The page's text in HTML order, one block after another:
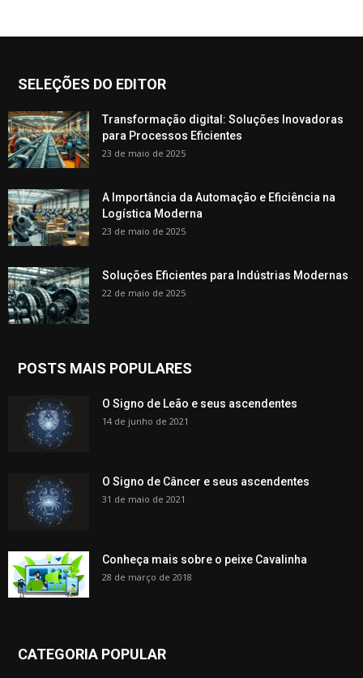
SELEÇÕES DO EDITOR
Transformação digital: Soluções Inovadoras
para Processos Eficientes
23 de maio de 2025
A Importância da Automação e Eficiência na
Logística Moderna
23 de maio de 2025
Soluções Eficientes para Indústrias Modernas
22 de maio de 2025
POSTS MAIS POPULARES
O Signo de Leão e seus ascendentes
14 de junho de 2021
O Signo de Câncer e seus ascendentes
31 de maio de 2021
Conheça mais sobre o peixe Cavalinha
28 de março de 2018
CATEGORIA POPULAR